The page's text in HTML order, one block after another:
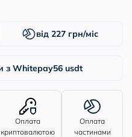
від 227 грн/міс
з Whitepay56 usdt
Оплата
криптовалютою
Оплата
частинами